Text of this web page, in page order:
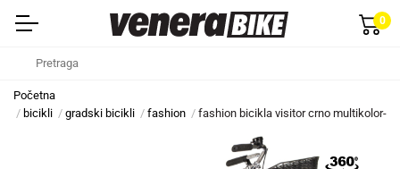
0
Početna
bicikli
gradski bicikli fashion fashion bicikla visitor crno multikolor-